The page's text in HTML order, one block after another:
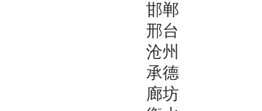
邯郸
邢台
沧州
承德
廊坊